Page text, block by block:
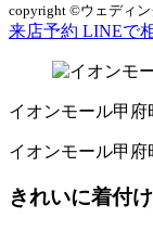
copyright ©ウェディン
来店予約 LINEで
イオンモール甲
イオンモール甲府
きれいに着付